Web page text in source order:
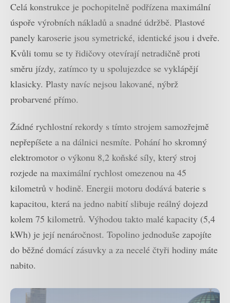
Celá konstrukce je pochopitelně podřízena maximální
úspoře výrobních nákladů a snadné údržbě. Plastové
panely karoserie jsou symetrické, identické jsou i dveře.
Kvůli tomu se ty řidičovy otevírají netradičně proti
směru jízdy, zatímco ty u spolujezdce se vyklápějí
klasicky. Plasty navíc nejsou lakované, nýbrž
probarvené přímo.
Žádné rychlostní rekordy s tímto strojem samozřejmě
nepřepíšete a na dálnici nesmíte. Pohání ho skromný
elektromotor o výkonu 8,2 koňské síly, který stroj
rozjede na maximální rychlost omezenou na 45
kilometrů v hodině. Energii motoru dodává baterie s
kapacitou, která na jedno nabití slibuje reálný dojezd
kolem 75 kilometrů. Výhodou takto malé kapacity (5,4
kWh) je její nenáročnost. Topolino jednoduše zapojíte
do běžné domácí zásuvky a za necelé čtyři hodiny máte
nabito.